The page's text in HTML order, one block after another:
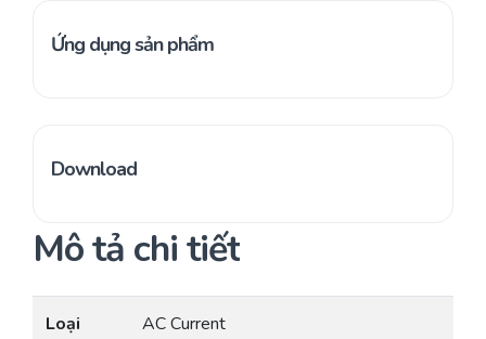
Ứng dụng sản phẩm
Download
Mô tả chi tiết
Loại
AC Current